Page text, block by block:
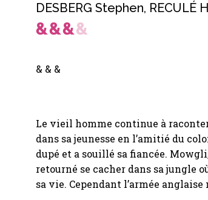
DESBERG Stephen, RECULÉ
& & &
Le vieil homme continue à
dans sa jeunesse en l’amitié du
dupé et a souillé sa fiancée.
retourné se cacher dans sa jungle
sa vie. Cependant l’armée